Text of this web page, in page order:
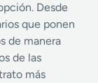
Desde
que ponen
de manera
de las
más